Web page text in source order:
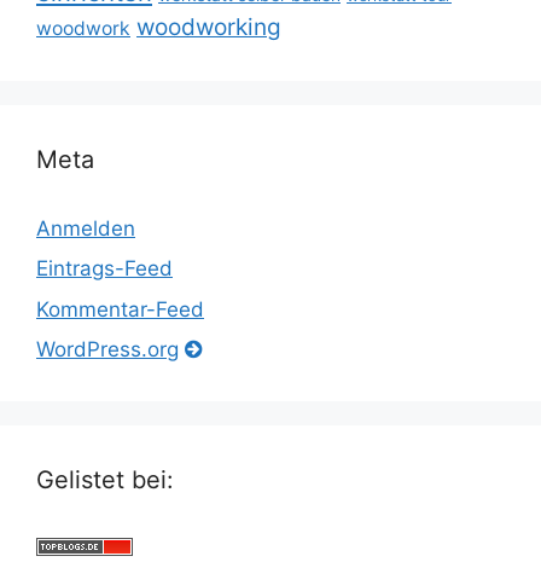
woodwork woodworking
Meta
Anmelden
Eintrags-Feed
Kommentar-Feed
WordPress.org
Gelistet bei: